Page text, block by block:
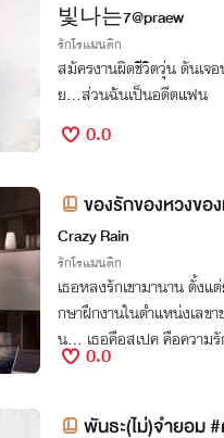
빛나는7@praew
รักโรแมนติก
สมัครงานผิดชีวิตวุ่น ดันเจอ
ย…ส่วนฉันเป็นอดีตแฟน
0.0
ของรักของหวงขอ
Crazy Rain
รักโรแมนติก
เธอหลงรักเขามานาน ตั้งแ
กษาฝึกงานในตำแหน่งเลข
น… เธอคือสเปค คือความรั
ค่ำคืนอันเร่าร้อนระหว่างเธ
0.0
พันธะ(ไม่)จำยอม